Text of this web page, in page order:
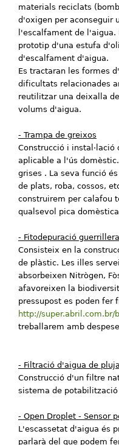
materials reciclats
d'oxigen per aconseguir
l'escalfament de
prototip d'una estufa
d'escalfament d'aigua.
Es tractaran les formes
dificultats relacionades
reutilitzar una deixalla
volums d'aigua.
- Trampa de greixos
Construcció i
aplicable a l'ús
grises . La seva funció
de plats, roba, cossos,
construirem per calafou
qualsevol pica
- Fitodepuració guerrillera
Consisteix en la
de plàstic. Les illes
absorbeixen Nitrògen,
afavoreixen la
pressupost es poden fer
http://
treballarem amb
- Filtració d'aigua de
Construcció d'un filtre
sistema de
- Open Droplet - Sensor
L'escassetat d'aigua és
parlarà del que podem